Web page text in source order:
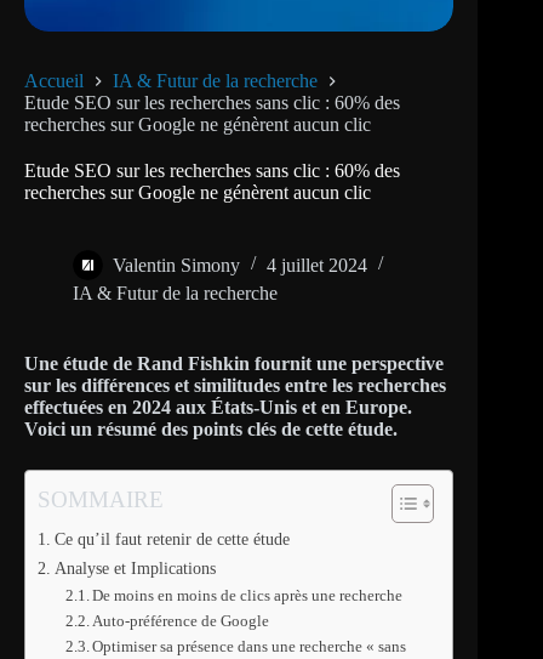
Accueil
IA & Futur de la recherche
Etude SEO sur les recherches sans clic : 60% des
recherches sur Google ne génèrent aucun clic
Etude SEO sur les recherches sans clic : 60% des
recherches sur Google ne génèrent aucun clic
Valentin Simony
4 juillet 2024
IA & Futur de la recherche
Une étude de Rand Fishkin fournit une perspective
sur les différences et similitudes entre les recherches
effectuées en 2024 aux États-Unis et en Europe.
Voici un résumé des points clés de cette étude.
SOMMAIRE
Ce qu’il faut retenir de cette étude
Analyse et Implications
De moins en moins de clics après une recherche
Auto-préférence de Google
Optimiser sa présence dans une recherche « sans